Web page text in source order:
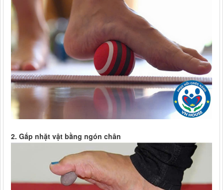
2. Gắp nhặt vật bằng ngón chân